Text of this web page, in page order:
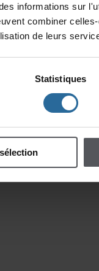
Statistiques